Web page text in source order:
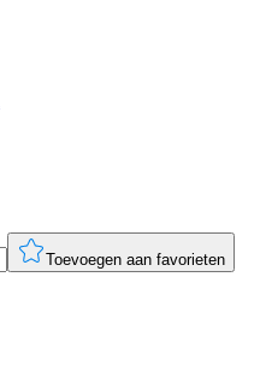
Toevoegen aan favorieten